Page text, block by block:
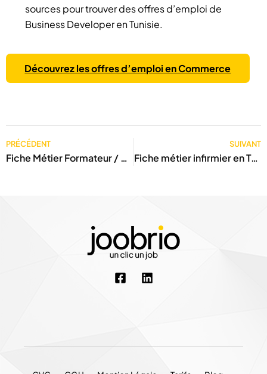
sources pour trouver des offres d’emploi de
Business Developer en Tunisie.
Découvrez les offres d’emploi en Commerce
PRÉCÉDENT
Fiche Métier Formateur / Coach en Tunisie
SUIVANT
Fiche métier infirmier en Tunisie